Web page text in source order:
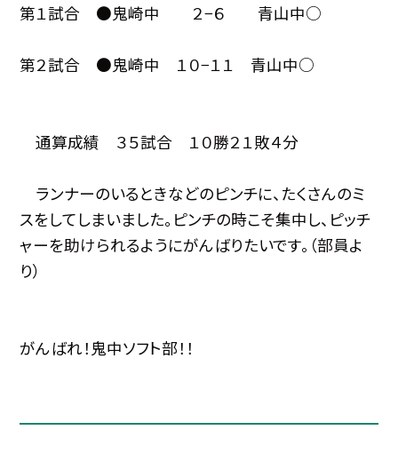
第１試合 ●鬼崎中 ２−６ 青山中○
第２試合 ●鬼崎中 １０−１１ 青山中○
通算成績 ３５試合 １０勝２１敗４分
ランナーのいるときなどのピンチに、たくさんのミ
スをしてしまいました。ピンチの時こそ集中し、ピッチ
ャーを助けられるようにがんばりたいです。（部員よ
り）
がんばれ！鬼中ソフト部！！